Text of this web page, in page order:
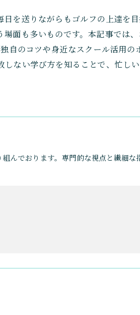
を送りながらもゴルフの上達を
面も多いものです。本記事では、
自のコツや身近なスクール活用の
ない学び方を知ることで、忙し
んでおります。専門的な視点と繊細な